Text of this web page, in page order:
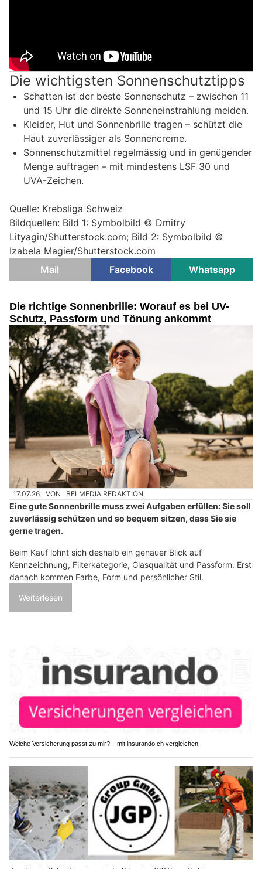
Die wichtigsten Sonnenschutztipps
Schatten ist der beste Sonnenschutz – zwischen 11
und 15 Uhr die direkte Sonneneinstrahlung meiden.
Kleider, Hut und Sonnenbrille tragen – schützt die
Haut zuverlässiger als Sonnencreme.
Sonnenschutzmittel regelmässig und in genügender
Menge auftragen – mit mindestens LSF 30 und
UVA-Zeichen.
Quelle: Krebsliga Schweiz
Bildquellen: Bild 1: Symbolbild © Dmitry
Lityagin/Shutterstock.com; Bild 2: Symbolbild ©
Izabela Magier/Shutterstock.com
Mail
Facebook Whatsapp
Die richtige Sonnenbrille: Worauf es bei UV-
Schutz, Passform und Tönung ankommt
17.07.26 VON BELMEDIA REDAKTION
Eine gute Sonnenbrille muss zwei Aufgaben erfüllen: Sie soll
zuverlässig schützen und so bequem sitzen, dass Sie sie
gerne tragen.
Beim Kauf lohnt sich deshalb ein genauer Blick auf
Kennzeichnung, Filterkategorie, Glasqualität und Passform. Erst
danach kommen Farbe, Form und persönlicher Stil.
Weiterlesen
Welche Versicherung passt zu mir? – mit insurando.ch vergleichen